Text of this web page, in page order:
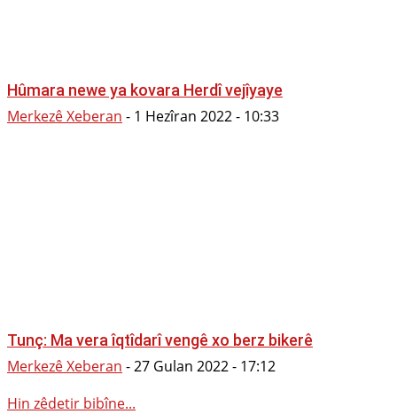
Hûmara newe ya kovara Herdî vejîyaye
Merkezê Xeberan - 1 Hezîran 2022 - 10:33
Tunç: Ma vera îqtîdarî vengê xo berz bikerê
Merkezê Xeberan -27 Gulan 2022 - 17:12
Hin zêdetir bibîne...